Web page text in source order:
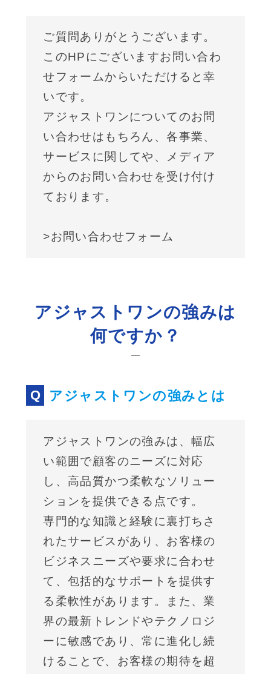
ご質問ありがとうございます。
このHPにございますお問い合わ
せフォームからいただけると幸
いです。
アジャストワンについてのお問
い合わせはもちろん、各事業、
サービスに関してや、メディア
からのお問い合わせを受け付け
ております。
>お問い合わせフォーム
アジャストワンの強みは
何ですか？
アジャストワンの強みとは
アジャストワンの強みは、幅広
い範囲で顧客のニーズに対応
し、高品質かつ柔軟なソリュー
ションを提供できる点です。
専門的な知識と経験に裏打ちさ
れたサービスがあり、お客様の
ビジネスニーズや要求に合わせ
て、包括的なサポートを提供す
る柔軟性があります。また、業
界の最新トレンドやテクノロジ
ーに敏感であり、常に進化し続
けることで、お客様の期待を超